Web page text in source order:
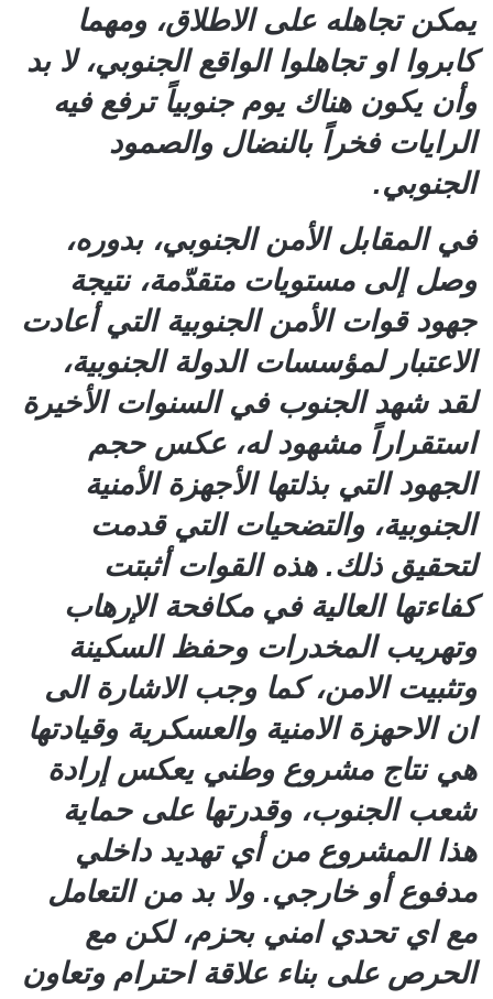
يمكن تجاهله على الاطلاق، ومهما
كابروا او تجاهلوا الواقع الجنوبي، لا بد
وأن يكون هناك يوم جنوبياً ترفع فيه
الرايات فخراً بالنضال والصمود
الجنوبي.
في المقابل الأمن الجنوبي، بدوره،
وصل إلى مستويات متقدّمة، نتيجة
جهود قوات الأمن الجنوبية التي أعادت
الاعتبار لمؤسسات الدولة الجنوبية،
لقد شهد الجنوب في السنوات الأخيرة
استقراراً مشهود له، عكس حجم
الجهود التي بذلتها الأجهزة الأمنية
الجنوبية، والتضحيات التي قدمت
لتحقيق ذلك. هذه القوات أثبتت
كفاءتها العالية في مكافحة الإرهاب
وتهريب المخدرات وحفظ السكينة
وتثبيت الامن، كما وجب الاشارة الى
ان الاحهزة الامنية والعسكرية وقيادتها
هي نتاج مشروع وطني يعكس إرادة
شعب الجنوب، وقدرتها على حماية
هذا المشروع من أي تهديد داخلي
مدفوع أو خارجي. ولا بد من التعامل
مع اي تحدي امني بحزم، لكن مع
الحرص على بناء علاقة احترام وتعاون